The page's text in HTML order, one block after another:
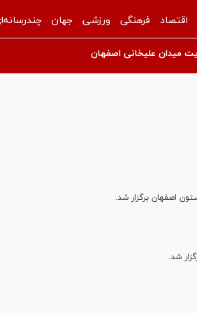
اقتصاد فرهنگی ورزشی جهان
میدان علیخانی اصفهان